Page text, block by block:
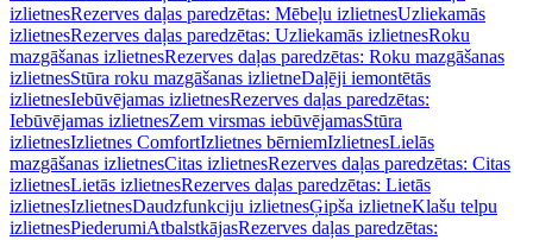
izlietnesRezerves daļas paredzētas: Mēbeļu izlietnesUzliekamās
izlietnesRezerves daļas paredzētas: Uzliekamās izlietnesRoku
mazgāšanas izlietnesRezerves daļas paredzētas: Roku mazgāšanas
izlietnesStūra roku mazgāšanas izlietneDaļēji iemontētās
izlietnesIebūvējamas izlietnesRezerves daļas paredzētas:
Iebūvējamas izlietnesZem virsmas iebūvējamasStūra
izlietnesIzlietnes ComfortIzlietnes bērniemIzlietnesLielās
mazgāšanas izlietnesCitas izlietnesRezerves daļas paredzētas: Citas
izlietnesLietās izlietnesRezerves daļas paredzētas: Lietās
izlietnesIzlietnesDaudzfunkciju izlietnesĢipša izlietneKlašu telpu
izlietnesPiederumiAtbalstkājasRezerves daļas paredzētas: